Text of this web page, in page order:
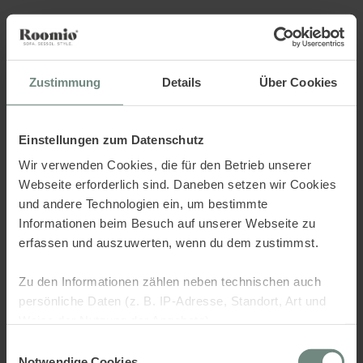
Zustimmung Details Über Cookies
Einstellungen zum Datenschutz
Wir verwenden Cookies, die für den Betrieb unserer
Webseite erforderlich sind. Daneben setzen wir Cookies
und andere Technologien ein, um bestimmte
Informationen beim Besuch auf unserer Webseite zu
erfassen und auszuwerten, wenn du dem zustimmst.
Zu den Informationen zählen neben technischen auch
persönliche Daten (z. B. IP-Adresse, Standort, Art und
Dies dient verschiedenen Zwecken: Statistik Cookies
Sorry.. there was an error,
check the console.